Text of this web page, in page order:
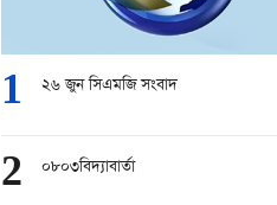
1 ২৬ জুন সিএমজি সংবাদ
2 ০৮০৩বিদ্যাবার্তা